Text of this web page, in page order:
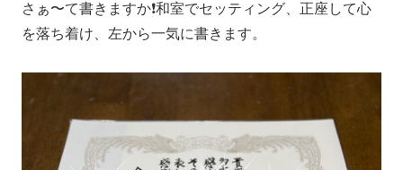
さぁ〜て書きますか❗️和室でセッティング、正座して心
を落ち着け、左から一気に書きます。